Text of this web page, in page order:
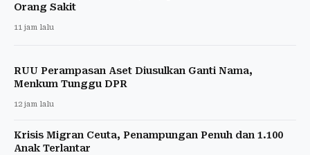
Orang Sakit
11 jam lalu
RUU Perampasan Aset Diusulkan Ganti Nama,
Menkum Tunggu DPR
12 jam lalu
Krisis Migran Ceuta, Penampungan Penuh dan 1.100
Anak Terlantar